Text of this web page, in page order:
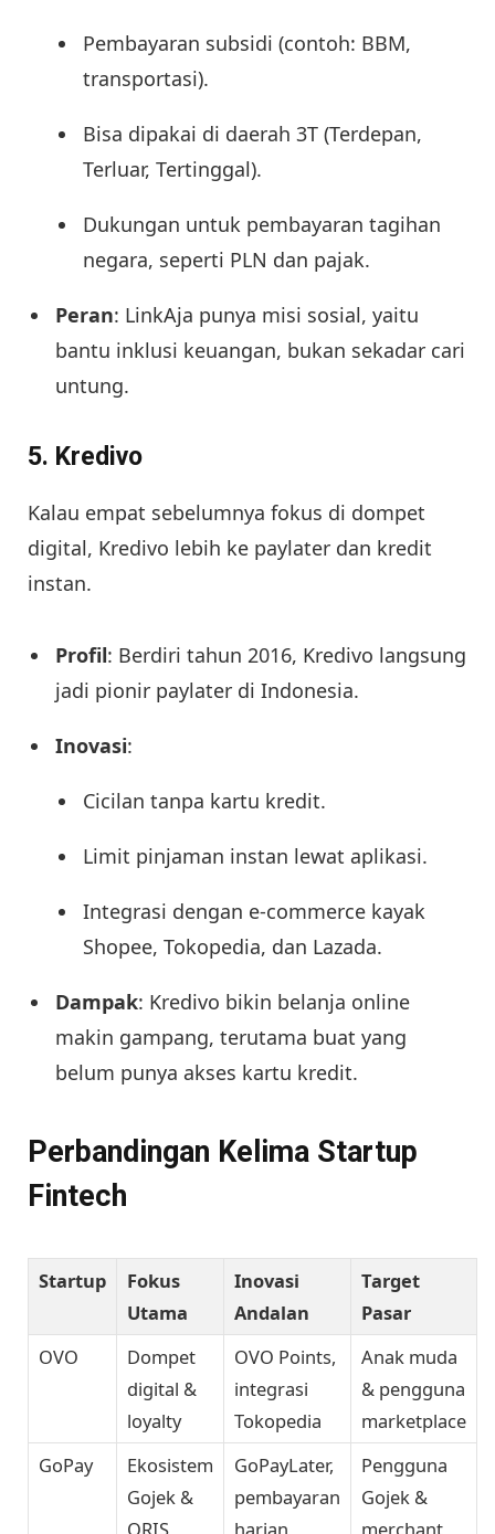
Pembayaran subsidi (contoh: BBM,
transportasi).
Bisa dipakai di daerah 3T (Terdepan,
Terluar, Tertinggal).
Dukungan untuk pembayaran tagihan
negara, seperti PLN dan pajak.
Peran: LinkAja punya misi sosial, yaitu
bantu inklusi keuangan, bukan sekadar cari
untung.
5. Kredivo
Kalau empat sebelumnya fokus di dompet
digital, Kredivo lebih ke paylater dan kredit
instan.
Profil: Berdiri tahun 2016, Kredivo langsung
jadi pionir paylater di Indonesia.
Inovasi:
Cicilan tanpa kartu kredit.
Limit pinjaman instan lewat aplikasi.
Integrasi dengan e-commerce kayak
Shopee, Tokopedia, dan Lazada.
Dampak: Kredivo bikin belanja online
makin gampang, terutama buat yang
belum punya akses kartu kredit.
Perbandingan Kelima Startup
Fintech
Startup
Fokus
Utama
Inovasi
Andalan
Target
Pasar
OVO
Dompet
digital &
loyalty
OVO Points,
integrasi
Tokopedia
Anak muda
& pengguna
marketplace
GoPay
Ekosistem
Gojek &
GoPayLater,
pembayaran
Pengguna
Gojek &